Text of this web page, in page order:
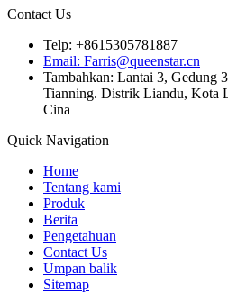
Contact Us
Telp: +8615305781887
Email: Farris@queenstar.cn
Tambahkan: Lantai 3, Gedung
Tianning. Distrik Liandu, Kota
Cina
Quick Navigation
Home
Tentang kami
Produk
Berita
Pengetahuan
Contact Us
Umpan balik
Sitemap